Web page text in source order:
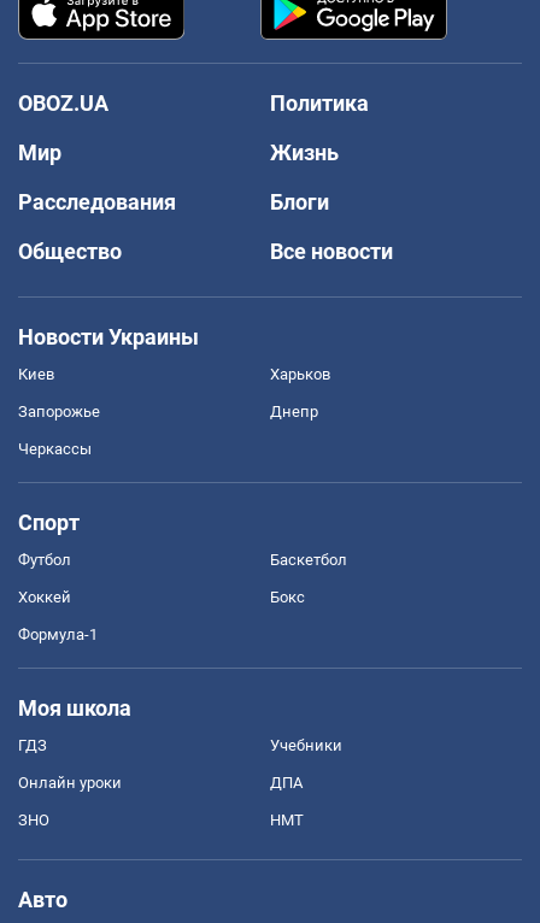
OBOZ.UA
Политика
Мир
Жизнь
Расследования
Блоги
Общество
Все новости
Новости Украины
Киев Харьков
Запорожье Днепр
Черкассы
Спорт
Футбол Баскетбол
Хоккей Бокс
Формула-1
Моя школа
ГДЗ Учебники
Онлайн уроки ДПА
ЗНО НМТ
Авто